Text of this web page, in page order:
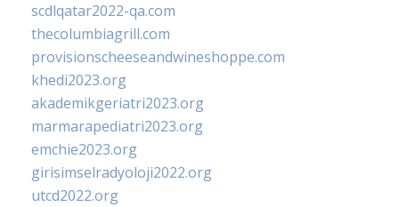
scdlqatar2022-qa.com
thecolumbiagrill.com
provisionscheeseandwineshoppe.com
khedi2023.org
akademikgeriatri2023.org
marmarapediatri2023.org
emchie2023.org
girisimselradyoloji2022.org
utcd2022.org